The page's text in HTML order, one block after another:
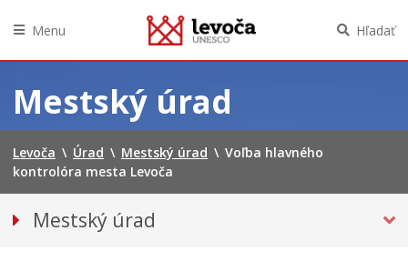
obsah
Menu Hľadať
Mestský úrad
Levoča \ Úrad \ Mestský úrad \ Voľba hlavného
kontrolóra mesta Levoča
Mestský úrad